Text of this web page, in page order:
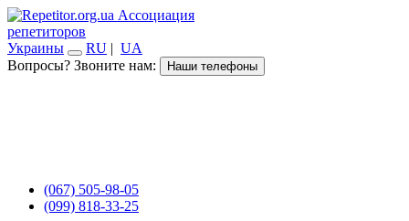
Ассоциация
репетиторов
Украины
RU | UA
Вопросы? Звоните нам:
Наши телефоны
(067) 505-98-05
(099) 818-33-25